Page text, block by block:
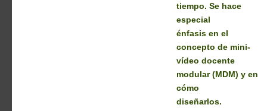
tiempo. Se hace
especial
énfasis en el
concepto de mini-
vídeo docente
modular (MDM) y en
cómo
diseñarlos.